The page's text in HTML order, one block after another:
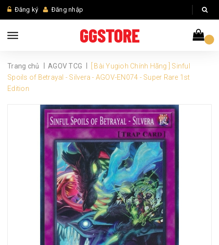
Đăng ký Đăng nhập
Trang chủ AGOV TCG
[ Bài Yugioh Chính Hãng ] Sinful
Spoils of Betrayal - Silvera - AGOV-EN074 - Super Rare 1st
Edition